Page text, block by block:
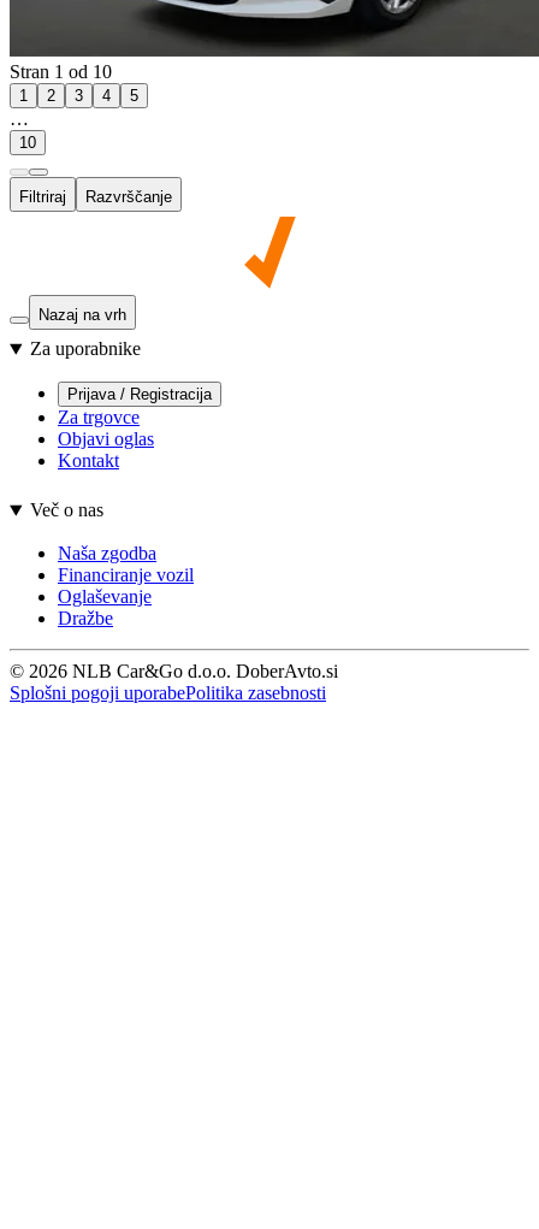
Stran 1 od 10
1 2 3 4 5
…
10
Filtriraj Razvrščanje
Nazaj na vrh
Za uporabnike
Prijava / Registracija
Za trgovce
Objavi oglas
Kontakt
Več o nas
Naša zgodba
Financiranje vozil
Oglaševanje
Dražbe
© 2026 NLB Car&Go d.o.o. DoberAvto.si
Splošni pogoji uporabePolitika zasebnosti